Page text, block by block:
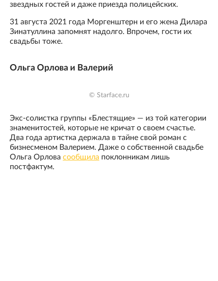
звездных гостей и даже приезда полицейских.
31 августа 2021 года Моргенштерн и его жена Дилара
Зинатуллина запомнят надолго. Впрочем, гости их
свадьбы тоже.
Ольга Орлова и Валерий
© Starface.ru
Экс-солистка группы «Блестящие» — из той категории
знаменитостей, которые не кричат о своем счастье.
Два года артистка держала в тайне свой роман с
бизнесменом Валерием. Даже о собственной свадьбе
Ольга Орлова сообщила поклонникам лишь
постфактум.